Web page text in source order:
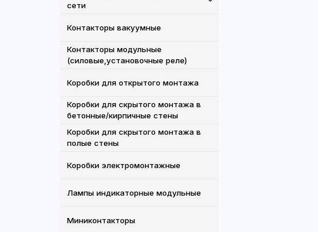
сети
Контакторы вакуумные
Контакторы модульные
(силовые,установочные реле)
Коробки для открытого монтажа
Коробки для скрытого монтажа в
бетонные/кирпичные стены
Коробки для скрытого монтажа в
полые стены
Коробки электромонтажные
Лампы индикаторные модульные
Миниконтакторы